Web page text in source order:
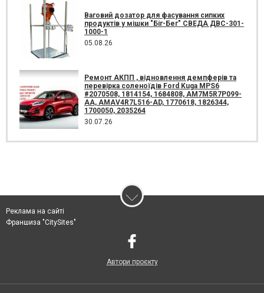
Ваговий дозатор для фасування сипких
продуктів у мішки "Біг-Бег" СВЕДА ДВС-301-
1000-1
05.08.26
Ремонт АКПП , відновлення демпферів та
перевірка соленоїдів Ford Kuga MPS6
#2070508, 1814154, 1684808, AM7M5R7P099-
AA, AMAV4R7L516-AD, 1770618, 1826344,
1700050, 2035264
30.07.26
Реклама на сайті
Франшиза "CitySites"
Автори проєкту